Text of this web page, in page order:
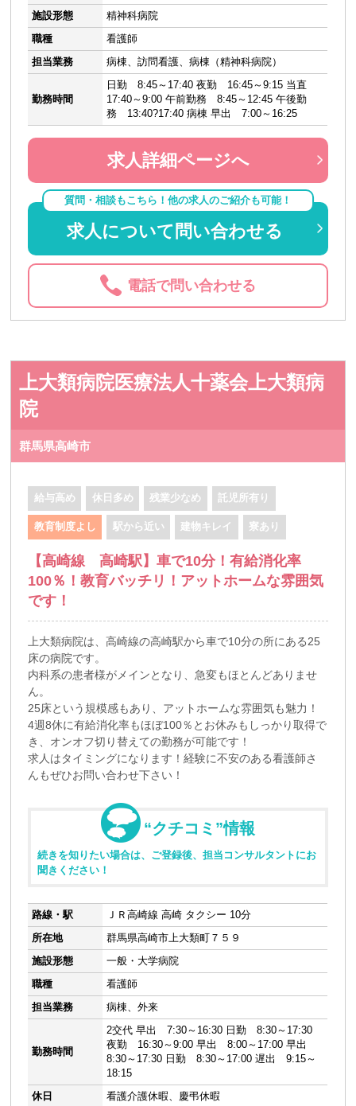
施設形態
精神科病院
職種
看護師
担当業務
病棟、訪問看護、病棟（精神科病院）
勤務時間
日勤 8:45～17:40 夜勤 16:45～9:15 当直
17:40～9:00 午前勤務 8:45～12:45 午後勤
務 13:40?17:40 病棟 早出 7:00～16:25
求人詳細ページへ
質問・相談もこちら！他の求人のご紹介も可能！
求人について問い合わせる
電話で問い合わせる
上大類病院医療法人十薬会上大類病
院
群馬県高崎市
給与高め 休日多め 残業少なめ 託児所有り
教育制度よし 駅から近い 建物キレイ 寮あり
【高崎線 高崎駅】車で10分！有給消化率
100％！教育バッチリ！アットホームな雰囲気
です！
上大類病院は、高崎線の高崎駅から車で10分の所にある25
床の病院です。
内科系の患者様がメインとなり、急変もほとんどありませ
ん。
25床という規模感もあり、アットホームな雰囲気も魅力！
4週8休に有給消化率もほぼ100％とお休みもしっかり取得で
き、オンオフ切り替えての勤務が可能です！
求人はタイミングになります！経験に不安のある看護師さ
んもぜひお問い合わせ下さい！
“クチコミ”情報
続きを知りたい場合は、ご登録後、担当コンサルタントにお
聞きください！
路線・駅
ＪＲ高崎線 高崎 タクシー 10分
所在地
群馬県高崎市上大類町７５９
施設形態
一般・大学病院
職種
看護師
担当業務
病棟、外来
勤務時間
2交代 早出 7:30～16:30 日勤 8:30～17:30
夜勤 16:30～9:00 早出 8:00～17:00 早出
8:30～17:30 日勤 8:30～17:00 遅出 9:15～
18:15
休日
看護介護休暇、慶弔休暇